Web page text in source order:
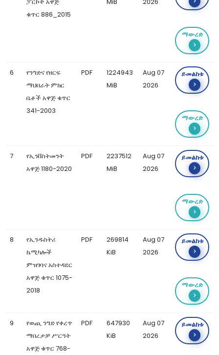
ቁጥር 886_2015
ማውረድ
6
የንግድና የዘርፍ
ማህበራት ምክር
ቤቶች አዋጅ ቁጥር
341-2003
PDF
1224943
MiB
Aug 07
2026
ይመልከቱ
ማውረድ
7
የኢንቨስትመንት
አዋጅ 1180-2020
PDF
2237512
MiB
Aug 07
2026
ይመልከቱ
ማውረድ
8
የኢንዱስትሪ
ኬሚካሎች
ምዝገባና አስተዳደር
አዋጅ ቁጥር 1075-
2018
PDF
269814
KiB
Aug 07
2026
ይመልከቱ
ማውረድ
9
የወጪ ንግድ የቀረጥ
ማበረታቻ ሥርዓት
አዋጅ ቁጥር 768-
PDF
647930
KiB
Aug 07
2026
ይመልከቱ